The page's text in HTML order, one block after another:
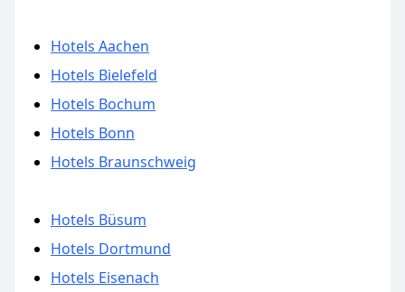
Hotels Aachen
Hotels Bielefeld
Hotels Bochum
Hotels Bonn
Hotels Braunschweig
Hotels Büsum
Hotels Dortmund
Hotels Eisenach